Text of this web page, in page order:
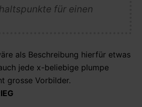
für einen
als Beschreibung hierfür etwas
jede x-beliebige plumpe
grosse Vorbilder.